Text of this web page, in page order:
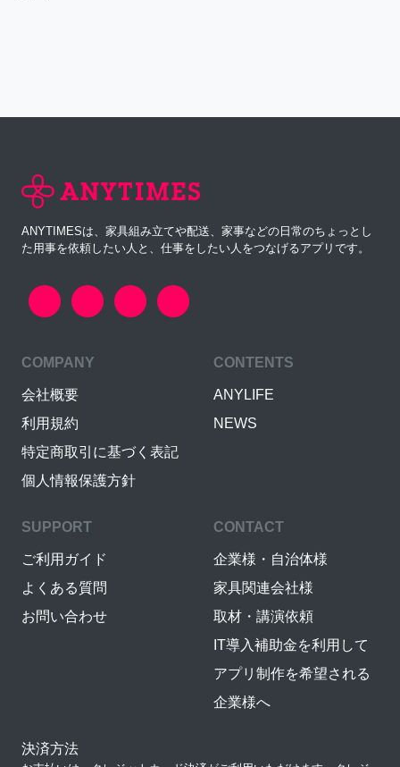
ANYTIMESは、家具組み立てや配送、家事などの日常のちょっとし
た用事を依頼したい人と、仕事をしたい人をつなげるアプリです。
COMPANY
会社概要
利用規約
特定商取引に基づく表記
個人情報保護方針
CONTENTS
ANYLIFE
NEWS
SUPPORT
ご利用ガイド
よくある質問
お問い合わせ
CONTACT
企業様・自治体様
家具関連会社様
取材・講演依頼
IT導入補助金を利用して
アプリ制作を希望される
企業様へ
決済方法